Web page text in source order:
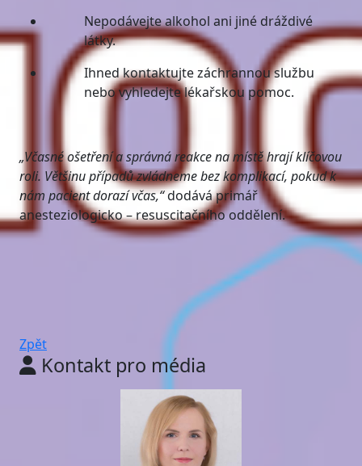
Nepodávejte alkohol ani jiné dráždivé
látky.
Ihned kontaktujte záchrannou službu
nebo vyhledejte lékařskou pomoc.
„Včasné ošetření a správná reakce na místě hrají klíčovou
roli. Většinu případů zvládneme bez komplikací, pokud k
nám pacient dorazí včas,“dodává primář
anesteziologicko – resuscitačního oddělení.
Zpět
Kontakt pro média